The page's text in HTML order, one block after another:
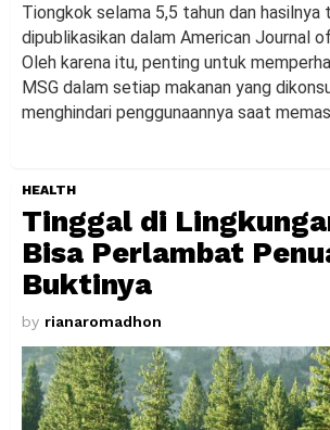
Tiongkok selama 5,5 tahun dan hasilnya
dipublikasikan dalam American Journal
Oleh karena itu, penting untuk
MSG dalam setiap makanan yang
menghindari penggunaannya saat
HEALTH
Tinggal di
Bisa Perlambat
Buktinya
by rianaromadhon